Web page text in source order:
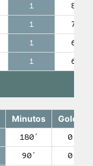
1
84′
1
72′
1
67′
1 62′
Minutos
Goles
180′
0
90′
0